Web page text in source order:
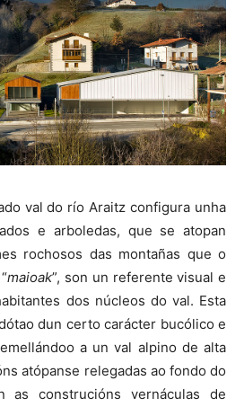
val do río Araitz configura unha
e arboledas, que se atopan
rochosos das montañas que o
maioak”, son un referente visual e
dos núcleos do val. Esta
dun certo carácter bucólico e
a un val alpino de alta
atópanse relegadas ao fondo do
as construcións vernáculas de